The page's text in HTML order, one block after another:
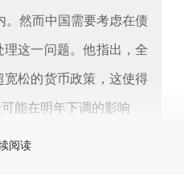
。然而中国需要考虑在债
这一问题。他指出，全
松的货币政策，这使得
能在明年下调的影响
阅读